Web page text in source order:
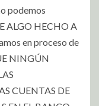
podemos
ALGO HECHO A
en proceso de
NINGÚN
CUENTAS DE